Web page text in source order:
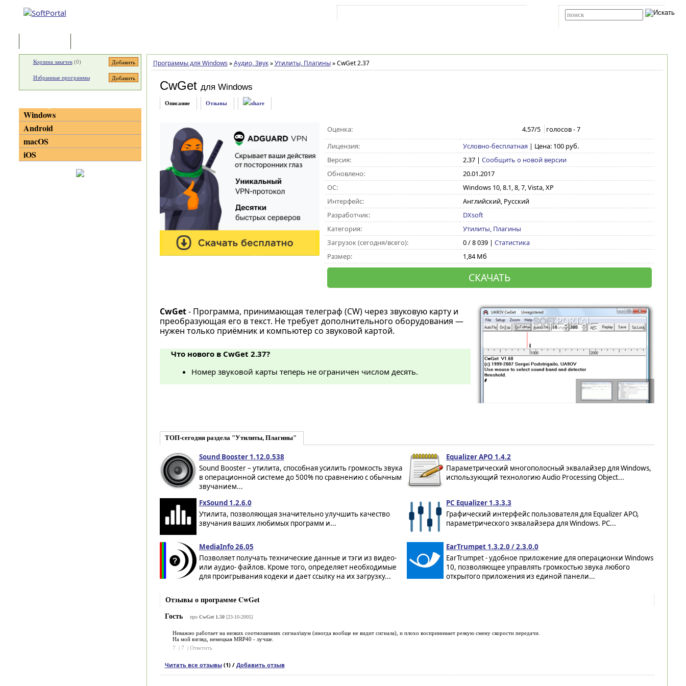
Программы для Windows » Аудио, Звук » Утилиты, Плагины »CwGet 2.37
CwGet для Windows
Описание Отзывы
Оценка: 4.57/5 голосов -7
Лицензия:
Условно-бесплатная | Цена: 100 руб.
Версия:
2.37| Сообщить о новой версии
Обновлено:
20.01.2017
ОС:
Windows 10, 8.1, 8, 7, Vista, XP
Интерфейс:
Английский, Русский
Разработчик:
DXsoft
Категория:
Утилиты, Плагины
Загрузок (сегодня/всего):
0 / 8 039 | Статистика
Размер:
1,84 Мб
СКАЧАТЬ
CwGet- Программа, принимающая телеграф (CW) через звуковую карту и
преобразующая его в текст. Не требует дополнительного оборудования —
нужен только приёмник и компьютер со звуковой картой.
Что нового в CwGet 2.37?
Номер звуковой карты теперь не ограничен числом десять.
ТОП-сегодня раздела "Утилиты, Плагины"
Sound Booster 1.12.0.538
Sound Booster – утилита, способная усилить громкость звука
в операционной системе до 500% по сравнению с обычным
звучанием...
Equalizer APO 1.4.2
Параметрический многополосный эквалайзер для Windows,
использующий технологию Audio Processing Object...
FxSound 1.2.6.0
Утилита, позволяющая значительно улучшить качество
звучания ваших любимых программ и...
PC Equalizer 1.3.3.3
Графический интерфейс пользователя для Equalizer APO,
параметрического эквалайзера для Windows. PC...
MediaInfo 26.05
Позволяет получать технические данные и тэги из видео-
или аудио- файлов. Кроме того, определяет необходимые
для проигрывания кодеки и дает ссылку на их загрузку...
EarTrumpet 1.3.2.0 / 2.3.0.0
EarTrumpet - удобное приложение для операционки Windows
10, позволяющее управлять громкостью звука любого
открытого приложения из единой панели...
Отзывы о программе CwGet
Гость
про CwGet 1.50[23-10-2005]
Неважно работает на низких соотношениях сигнал/шум (иногда вообще не видит сигнала), и плохо воспринимает резкую смену скорости передачи.
На мой взгляд, немецкая MRP40 - лучше.
7
7 Ответить
Читать все отзывы(1) / Добавить отзыв
Корзина закачек(0)
Избранные программы
Windows
Android
macOS
iOS